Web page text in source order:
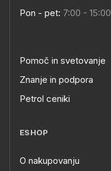
Pon - pet: 7:00 - 15:00
Pomoč in svetovanje
Znanje in podpora
Petrol ceniki
ESHOP
O nakupovanju